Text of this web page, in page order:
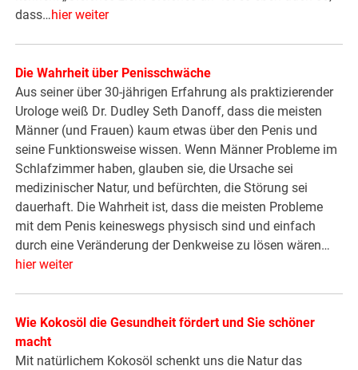
dass…hier weiter
Die Wahrheit über Penisschwäche
Aus seiner über 30-jährigen Erfahrung als praktizierender
Urologe weiß Dr. Dudley Seth Danoff, dass die meisten
Männer (und Frauen) kaum etwas über den Penis und
seine Funktionsweise wissen. Wenn Männer Probleme im
Schlafzimmer haben, glauben sie, die Ursache sei
medizinischer Natur, und befürchten, die Störung sei
dauerhaft. Die Wahrheit ist, dass die meisten Probleme
mit dem Penis keineswegs physisch sind und einfach
durch eine Veränderung der Denkweise zu lösen wären…
hier weiter
Wie Kokosöl die Gesundheit fördert und Sie schöner
macht
Mit natürlichem Kokosöl schenkt uns die Natur das